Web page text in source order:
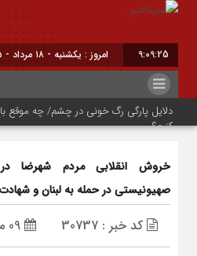
9:09:26
امروز : یکشنبه - ۱۸ مرداد - ۱۴۰۵
دلایل پارگی رگ خونی در چشم/ چه موقع
کنیم؟
شست‌وشوی این ماده غذایی را جدی بگیرید
ثبت جشنواره نان سنتی و محلی شهر حنا
گردشگری
خروش انقلابی مردم شهرضا
صهیونیستی در حمله به لبنان و
کد خبر : 30737